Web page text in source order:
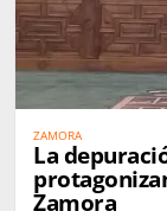
ZAMORA
La
Zamora